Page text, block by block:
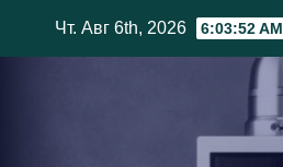
Чт. Авг 6th, 2026 6:03:53 AM